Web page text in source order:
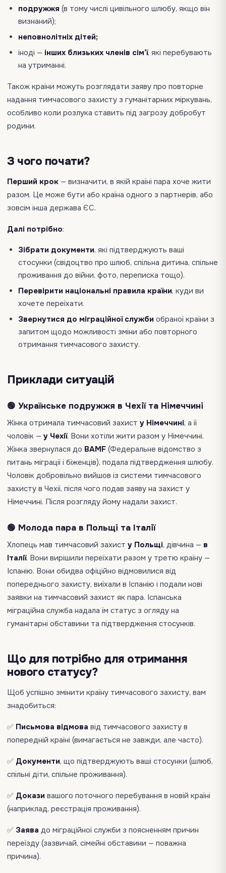
подружжя (в тому числі цивільного шлюбу, якщо він
визнаний);
неповнолітніх дітей;
іноді — інших близьких членів сім’ї, які перебувають
на утриманні.
Також країни можуть розглядати заяву про повторне
надання тимчасового захисту з гуманітарних міркувань,
особливо коли розлука ставить під загрозу добробут
родини.
З чого почати?
Перший крок — визначити, в якій країні пара хоче жити
разом. Це може бути або країна одного з партнерів, або
зовсім інша держава ЄС.
Далі потрібно:
Зібрати документи, які підтверджують ваші
стосунки (свідоцтво про шлюб, спільна дитина, спільне
проживання до війни, фото, переписка тощо).
Перевірити національні правила країни, куди ви
хочете переїхати.
Звернутися до міграційної служби обраної країни з
запитом щодо можливості зміни або повторного
отримання тимчасового захисту.
Приклади ситуацій
🟢 Українське подружжя в Чехії та Німеччині
Жінка отримала тимчасовий захист у Німеччині, а її
чоловік — у Чехії. Вони хотіли жити разом у Німеччині.
Жінка звернулася до BAMF (Федеральне відомство з
питань міграції і біженців), подала підтвердження шлюбу.
Чоловік добровільно вийшов із системи тимчасового
захисту в Чехії, після чого подав заяву на захист у
Німеччині. Після розгляду йому надали захист.
🟢 Молода пара в Польщі та Італії
Хлопець мав тимчасовий захист у Польщі, дівчина — в
Італії. Вони вирішили переїхати разом у третю країну —
Іспанію. Вони обидва офіційно відмовилися від
попереднього захисту, виїхали в Іспанію і подали нові
заявки на тимчасовий захист як пара. Іспанська
міграційна служба надала їм статус з огляду на
гуманітарні обставини та підтвердження стосунків.
Що для потрібно для отримання
нового статусу?
Щоб успішно змінити країну тимчасового захисту, вам
знадобиться:
✅ Письмова відмова від тимчасового захисту в
попередній країні (вимагається не завжди, але часто).
✅ Документи, що підтверджують ваші стосунки (шлюб,
спільні діти, спільне проживання).
✅ Докази вашого поточного перебування в новій країні
(наприклад, реєстрація проживання).
✅ Заява до міграційної служби з поясненням причин
переїзду (зазвичай, сімейні обставини — поважна
причина).